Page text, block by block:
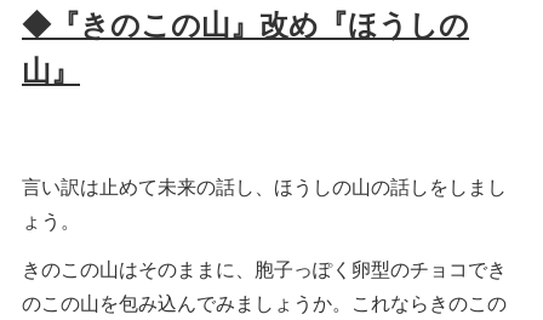
◆『きのこの山』改め『ほうしの
山』
言い訳は止めて未来の話し、ほうしの山の話しをしまし
ょう。
きのこの山はそのままに、胞子っぽく卵型のチョコでき
のこの山を包み込んでみましょうか。これならきのこの